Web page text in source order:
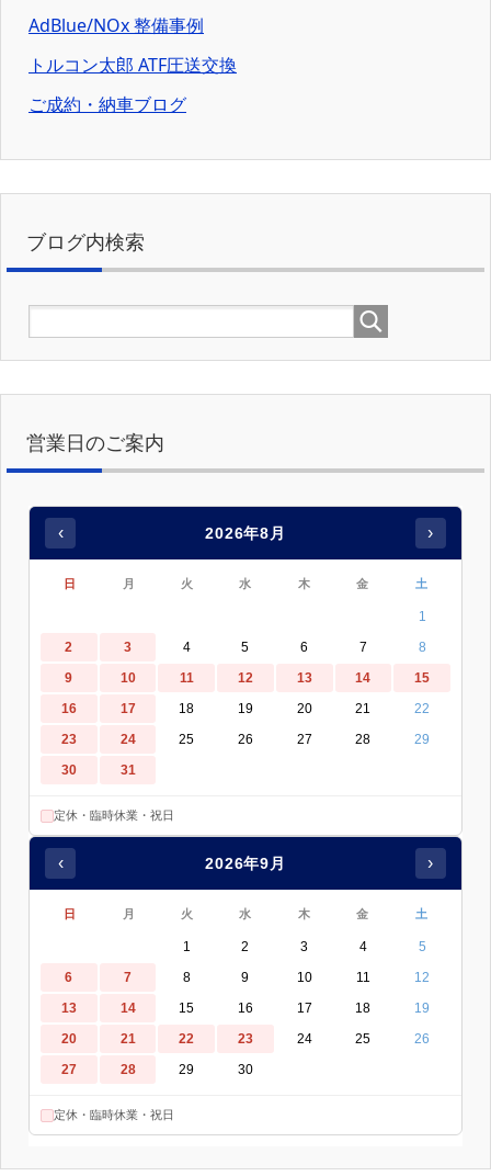
AdBlue/NOx 整備事例
トルコン太郎 ATF圧送交換
ご成約・納車ブログ
ブログ内検索
営業日のご案内